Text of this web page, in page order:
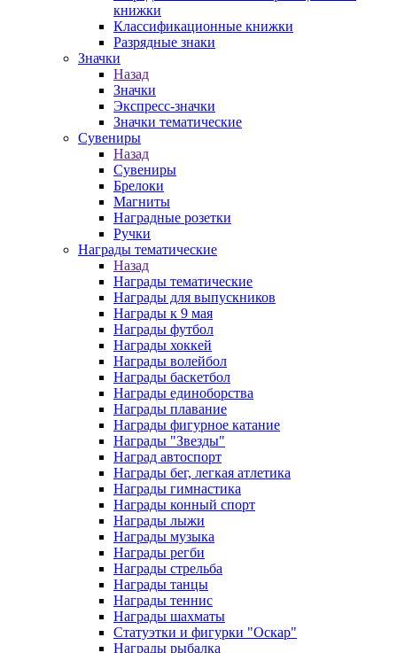
книжки
Классификационные книжки
Разрядные знаки
Значки
Назад
Значки
Экспресс-значки
Значки тематические
Сувениры
Назад
Сувениры
Брелоки
Магниты
Наградные розетки
Ручки
Награды тематические
Назад
Награды тематические
Награды для выпускников
Награды к 9 мая
Награды футбол
Награды хоккей
Награды волейбол
Награды баскетбол
Награды единоборства
Награды плавание
Награды фигурное катание
Награды "Звезды"
Наград автоспорт
Награды бег, легкая атлетика
Награды гимнастика
Награды конный спорт
Награды лыжи
Награды музыка
Награды регби
Награды стрельба
Награды танцы
Награды теннис
Награды шахматы
Статуэтки и фигурки "Оскар"
Награды рыбалка